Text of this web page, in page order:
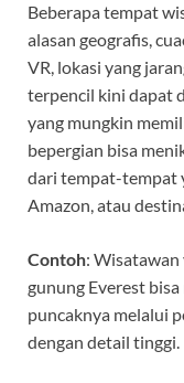
Beberapa tempat
alasan geografis,
VR, lokasi yang
terpencil kini dapat
yang mungkin
bepergian bisa
dari tempat-tempat
Amazon, atau
Contoh:
gunung Everest
puncaknya melalui
dengan detail tinggi.